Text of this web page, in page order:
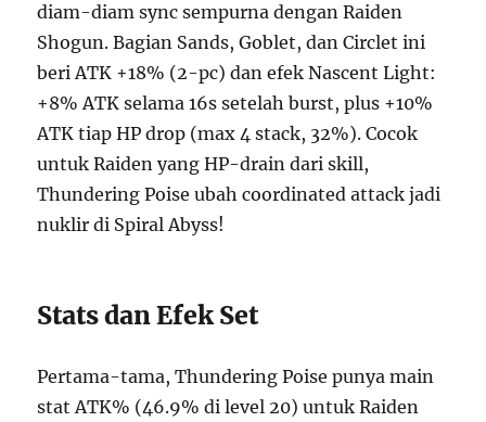
diam-diam sync sempurna dengan Raiden
Shogun. Bagian Sands, Goblet, dan Circlet ini
beri ATK +18% (2-pc) dan efek Nascent Light:
+8% ATK selama 16s setelah burst, plus +10%
ATK tiap HP drop (max 4 stack, 32%). Cocok
untuk Raiden yang HP-drain dari skill,
Thundering Poise ubah coordinated attack jadi
nuklir di Spiral Abyss!
Stats dan Efek Set
Pertama-tama, Thundering Poise punya main
stat ATK% (46.9% di level 20) untuk Raiden